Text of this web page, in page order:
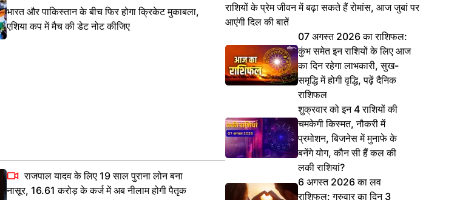
भारत और पाकिस्तान के बीच फिर होगा क्रिकेट मुकाबला,
एशिया कप में मैच की डेट नोट कीजिए
राजपाल यादव के लिए 19 साल पुराना लोन बना
नासूर, 16.61 करोड़ के कर्ज में अब नीलाम होगी पैतृक
राशियों के प्रेम जीवन में बढ़ा सकते हैं रोमांस, आज जुबां पर
आएंगी दिल की बातें
07 अगस्त 2026 का राशिफल:
कुंभ समेत इन राशियों के लिए आज
का दिन रहेगा लाभकारी, सुख-
समृद्धि में होगी वृद्धि, पढ़ें दैनिक
राशिफल
शुक्रवार को इन 4 राशियों की
चमकेगी किस्मत, नौकरी में
प्रमोशन, बिजनेस में मुनाफे के
बनेंगे योग, कौन सी हैं कल की
लकी राशियां?
6 अगस्त 2026 का लव
राशिफल: गुरुवार का दिन 3